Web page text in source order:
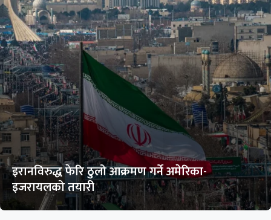
इरानविरुद्ध फेरि ठुलो आक्रमण गर्ने अमेरिका-
इजरायलको तयारी